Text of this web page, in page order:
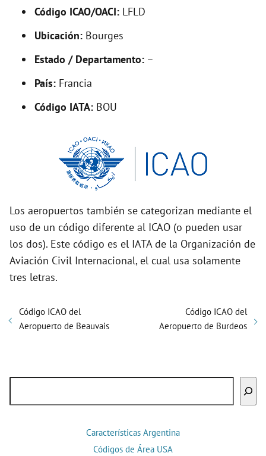
e
o
Código ICAO/OACI: LFLD
Ubicación: Bourges
Estado / Departamento: –
País: Francia
Código IATA: BOU
Los aeropuertos también se categorizan mediante el
uso de un código diferente al ICAO (o pueden usar
los dos). Este código es el IATA de la Organización de
Aviación Civil Internacional, el cual usa solamente
tres letras.
Código ICAO del
Aeropuerto de Beauvais
Código ICAO del
Aeropuerto de Burdeos
Características Argentina
Códigos de Área USA